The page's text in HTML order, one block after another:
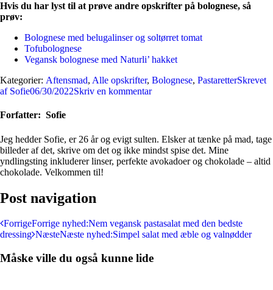
Hvis du har lyst til at prøve andre opskrifter på bolognese, så
prøv:
Bolognese med belugalinser og soltørret tomat
Tofubolognese
Vegansk bolognese med Naturli’ hakket
Kategorier: Aftensmad, Alle opskrifter, Bolognese, PastaretterSkrevet
af Sofie06/30/2022Skriv en kommentar
Forfatter: Sofie
Jeg hedder Sofie, er 26 år og evigt sulten. Elsker at tænke på mad, tage
billeder af det, skrive om det og ikke mindst spise det. Mine
yndlingsting inkluderer linser, perfekte avokadoer og chokolade – altid
chokolade. Velkommen til!
Post navigation
ForrigeForrige nyhed:Nem vegansk pastasalat med den bedste
dressing NæsteNæste nyhed:Simpel salat med æble og valnødder
Måske ville du også kunne lide